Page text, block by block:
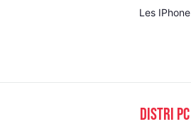
Les IPhone
DISTRI PC